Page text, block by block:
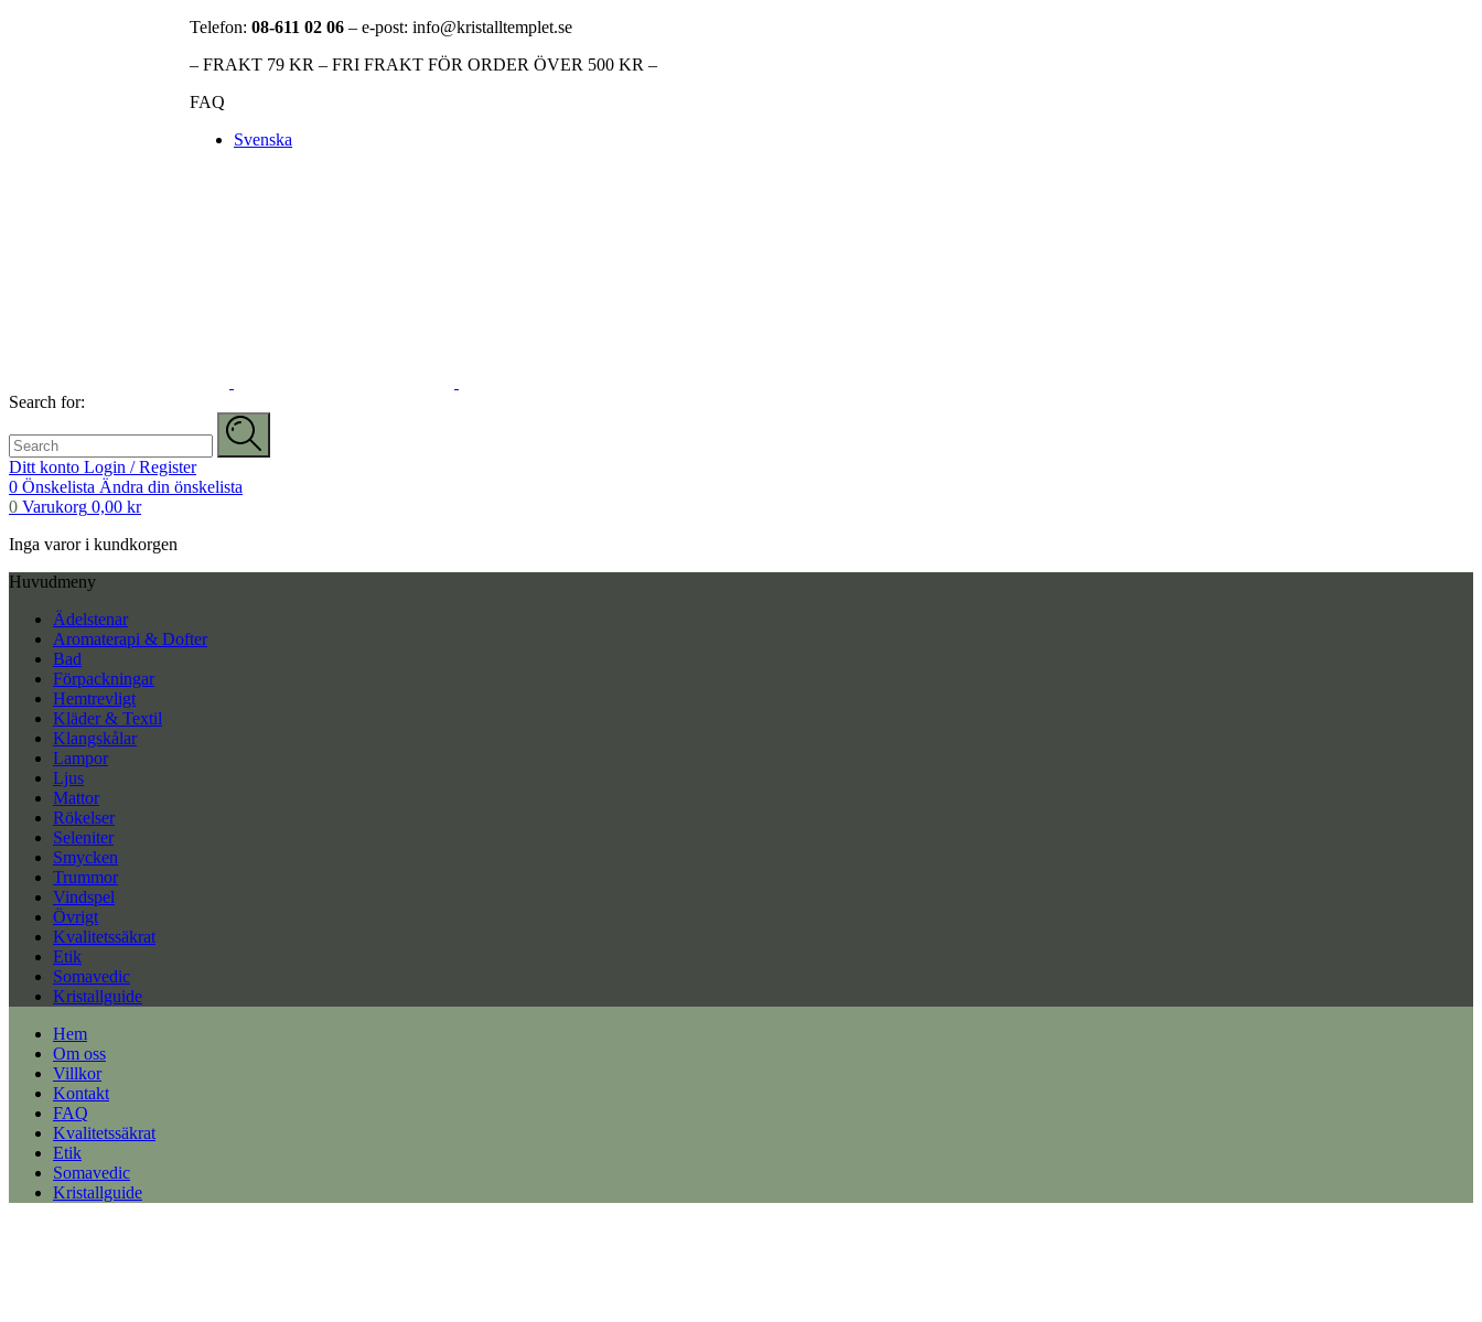
Telefon: 08-611 02 06 – e-post: info@kristalltemplet.se
– FRAKT 79 KR – FRI FRAKT FÖR ORDER ÖVER 500 KR –
FAQ
Svenska
Search for:
Ditt konto Login / Register
0 Önskelista Ändra din önskelista
0 Varukorg 0,00 kr
Inga varor i kundkorgen
Huvudmeny
Ädelstenar
Aromaterapi & Dofter
Bad
Förpackningar
Hemtrevligt
Kläder & Textil
Klangskålar
Lampor
Ljus
Mattor
Rökelser
Seleniter
Smycken
Trummor
Vindspel
Övrigt
Kvalitetssäkrat
Etik
Somavedic
Kristallguide
Hem
Om oss
Villkor
Kontakt
FAQ
Kvalitetssäkrat
Etik
Somavedic
Kristallguide